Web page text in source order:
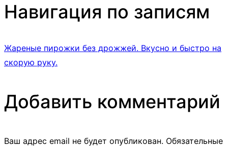
Навигация по записям
Жареные пирожки без дрожжей. Вкусно и быстро на
скорую руку.
Добавить комментарий
Ваш адрес email не будет опубликован. Обязательные